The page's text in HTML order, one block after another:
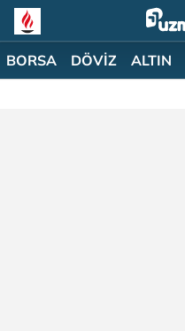
BORSA DÖVİZ ALTIN